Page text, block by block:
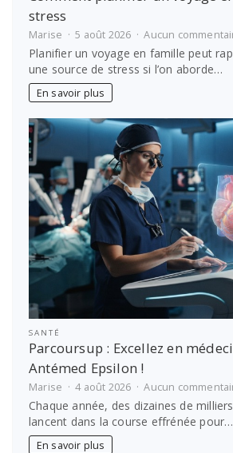
stress
Marise 5 août 2026 Aucun
Planifier un voyage en famille peut
une source de stress si l’on aborde…
En savoir plus
SANTÉ
Parcoursup : Excellez en
Antémed Epsilon !
Marise 4 août 2026 Aucun
Chaque année, des dizaines de
lancent dans la course effrénée pour…
En savoir plus